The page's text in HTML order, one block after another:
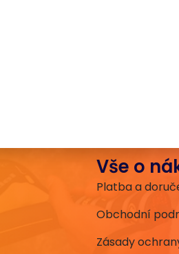
Vše o
Platba a
Obchodní
Zásady